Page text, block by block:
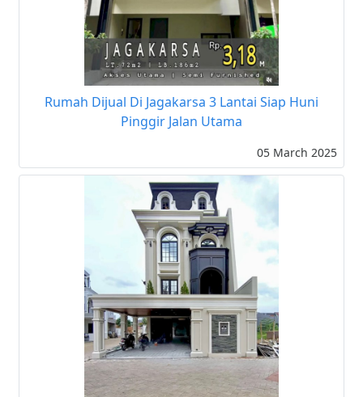
Rumah Dijual Di Jagakarsa 3 Lantai Siap Huni
Pinggir Jalan Utama
05 March 2025